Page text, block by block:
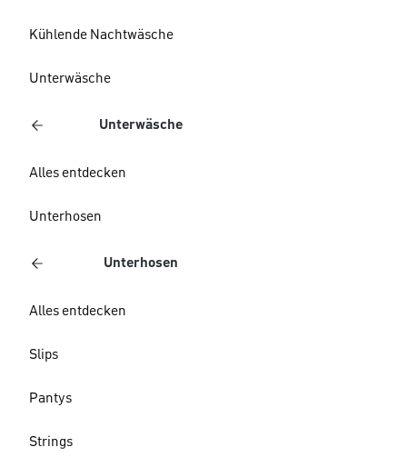
Kühlende Nachtwäsche
Unterwäsche
Unterwäsche
Alles entdecken
Unterhosen
Unterhosen
Alles entdecken
Slips
Pantys
Strings